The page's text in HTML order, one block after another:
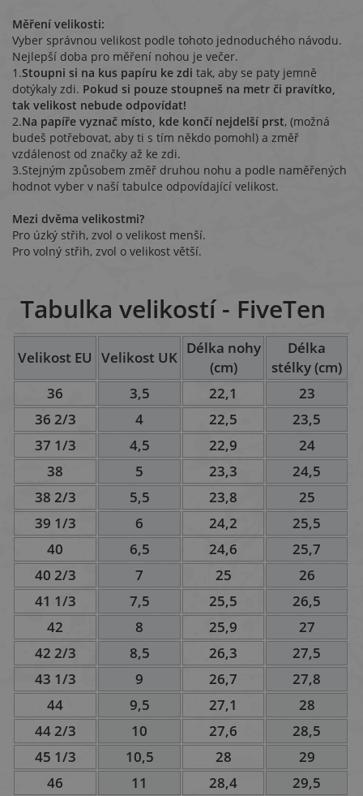
Měření velikosti:
Vyber správnou velikost podle tohoto jednoduchého návodu.
Nejlepší doba pro měření nohou je večer.
1.Stoupni si na kus papíru ke zdi tak, aby se paty jemně
dotýkaly zdi. Pokud si pouze stoupneš na metr či pravítko,
tak velikost nebude odpovídat!
2.Na papíře vyznač místo, kde končí nejdelší prst, (možná
budeš potřebovat, aby ti s tím někdo pomohl) a změř
vzdálenost od značky až ke zdi.
3.Stejným způsobem změř druhou nohu a podle naměřených
hodnot vyber v naší tabulce odpovídající velikost.
Mezi dvěma velikostmi?
Pro úzký střih, zvol o velikost menší.
Pro volný střih, zvol o velikost větší.
Tabulka velikostí - FiveTen
Velikost EU Velikost UK
Délka nohy
(cm)
Délka
stélky (cm)
36
3,5 22,1
23
36 2/3
4 22,5
23,5
37 1/3
4,5 22,9
24
38
5 23,3
24,5
38 2/3
5,5 23,8
25
39 1/3
6 24,2
25,5
40
6,5 24,6
25,7
40 2/3
7 25
26
41 1/3
7,5 25,5
26,5
42
8 25,9
27
42 2/3
8,5 26,3
27,5
43 1/3
9 26,7
27,8
44
9,5 27,1
28
44 2/3
10 27,6
28,5
45 1/3
10,5 28
29
46
11 28,4
29,5